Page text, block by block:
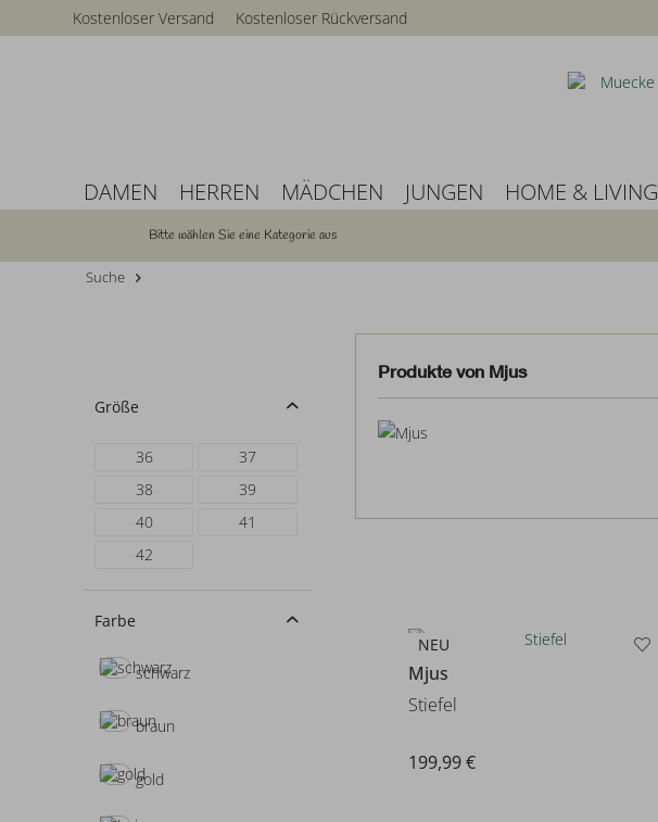
Kostenloser Versand Kostenloser Rückversand
DAMEN HERREN MÄDCHEN JUNGEN HOME & LIVING
Bitte wählen Sie eine Kategorie aus
Suche
Größe
36
37
38
39
40
41
42
Farbe
schwarz
braun
gold
Produkte von Mjus
NEU
Mjus
Stiefel
199,99 €